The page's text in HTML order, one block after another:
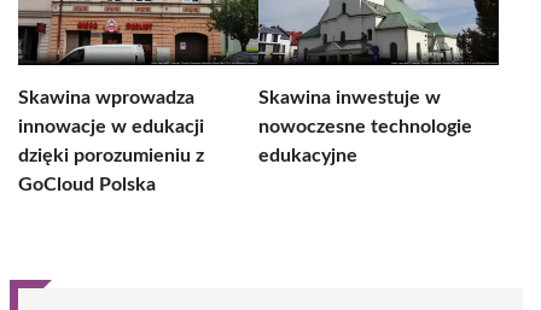
Skawina wprowadza
innowacje w edukacji
dzięki porozumieniu z
GoCloud Polska
Skawina inwestuje w
nowoczesne technologie
edukacyjne